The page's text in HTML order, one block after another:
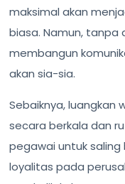
maksimal akan
biasa. Namun, tanpa
membangun
akan sia-sia.
Sebaiknya, luangkan
secara berkala dan
pegawai untuk
loyalitas pada